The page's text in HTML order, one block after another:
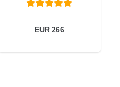
EUR 266
Détails
Réserver